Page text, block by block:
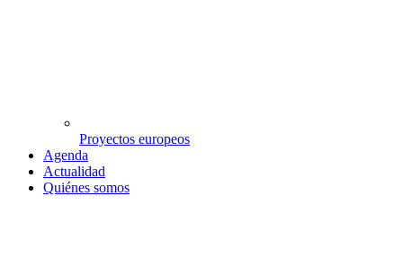
Proyectos europeos
Agenda
Actualidad
Quiénes somos